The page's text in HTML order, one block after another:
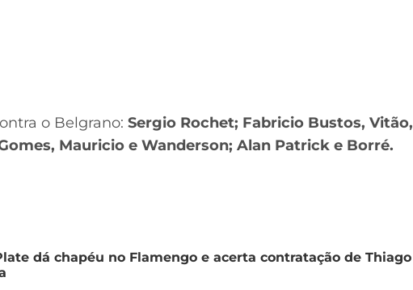
o Belgrano: Sergio Rochet; Fabricio Bustos, Vitão,
Mauricio e Wanderson; Alan Patrick e Borré.
dá chapéu no Flamengo e acerta contratação de Thiago